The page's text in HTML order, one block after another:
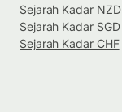
Sejarah Kadar NZD
Sejarah Kadar SGD
Sejarah Kadar CHF